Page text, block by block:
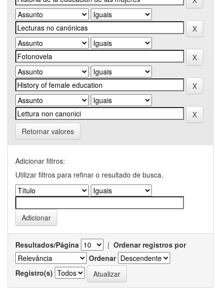
Retornar valores
Adicionar filtros:
Utilizar filtros para refinar o resultado de busca.
Resultados/Página | Ordenar registros por
Ordenar
Registro(s)